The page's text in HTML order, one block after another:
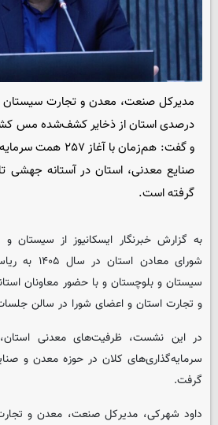
و گفت: هم‌زمان با
صنایع معدنی، استان در آستانه جهشی
گرفته است.
به گزارش خبرنگار ایسکانیوز از سیستان
شورای
سیستان و بلوچستان و با حضور معاونان
و تجارت استان و اعضای شورا در سالن جلسات
در این نشست، ظرفیت‌های معدنی
سرمایه‌گذاری‌های کلان در حوزه معدن و
گرفت.
داود شهرکی، مدیرکل صنعت، معدن و